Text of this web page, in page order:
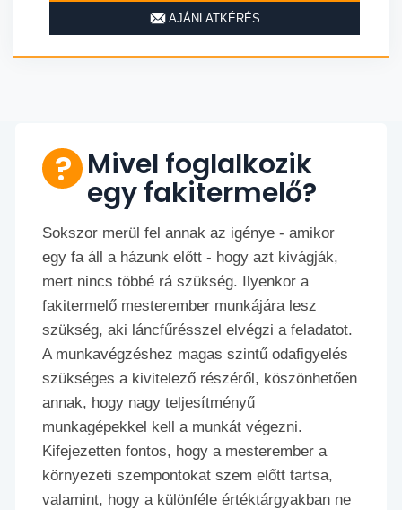
AJÁNLATKÉRÉS
Mivel foglalkozik
egy fakitermelő?
Sokszor merül fel annak az igénye - amikor
egy fa áll a házunk előtt - hogy azt kivágják,
mert nincs többé rá szükség. Ilyenkor a
fakitermelő mesterember munkájára lesz
szükség, aki láncfűrésszel elvégzi a feladatot.
A munkavégzéshez magas szintű odafigyelés
szükséges a kivitelező részéről, köszönhetően
annak, hogy nagy teljesítményű
munkagépekkel kell a munkát végezni.
Kifejezetten fontos, hogy a mesterember a
környezeti szempontokat szem előtt tartsa,
valamint, hogy a különféle értéktárgyakban ne